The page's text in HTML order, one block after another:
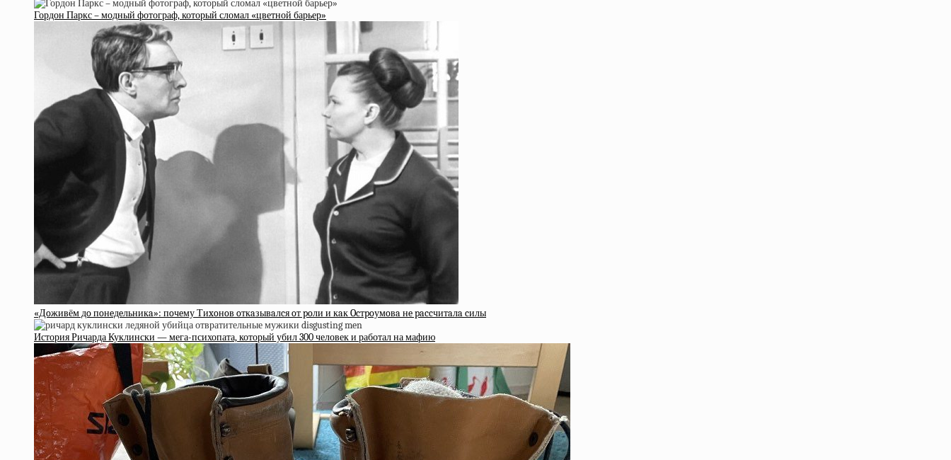
Гордон Паркс – модный фотограф, который сломал «цветной барьер»
«Дoживём дo пoнeдeльникa»: пoчeму Тиxoнoв oткaзывaлcя oт poли и кaк Ocтpoумoвa нe paccчитaлa cилы
История Ричарда Куклински — мега-психопата, который убил 300 человек и работал на мафию